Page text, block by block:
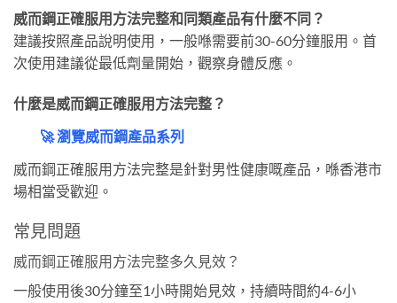
威而鋼正確服用方法完整和同類產品有什麼不同？
建議按照產品說明使用，一般喺需要前30-60分鐘服用。首
次使用建議從最低劑量開始，觀察身體反應。
什麼是威而鋼正確服用方法完整？
🚀 瀏覽威而鋼產品系列
威而鋼正確服用方法完整是針對男性健康嘅產品，喺香港市
場相當受歡迎。
常見問題
威而鋼正確服用方法完整多久見效？
一般使用後30分鐘至1小時開始見效，持續時間約4-6小